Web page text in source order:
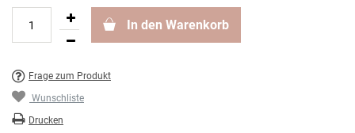
In den Warenkorb
Frage zum Produkt
Wunschliste
Drucken